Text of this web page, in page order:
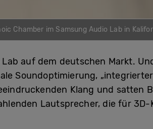
Chamber im Samsung Audio Lab in
auf dem deutschen Markt.
Soundoptimierung,
Klang und satten
Lautsprecher, die für